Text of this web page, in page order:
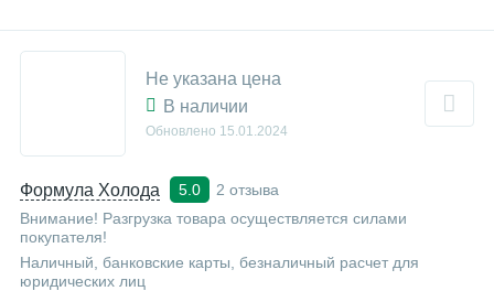
Формула Холода 5.0
2 отзыва
Внимание! Разгрузка товара осуществляется силами
покупателя!
Наличный, банковские карты, безналичный расчет для
юридических лиц
Не указана цена
В наличии
Обновлено 15.01.2024